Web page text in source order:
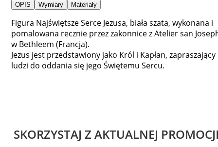
OPIS Wymiary Materiały
Figura Najświętsze Serce Jezusa, biała szata, wykonana i
pomalowana recznie przez zakonnice z Atelier san
w Bethleem (Francja).
Jezus jest przedstawiony jako Król i Kapłan, zapraszający
ludzi do oddania się jego Świętemu Sercu.
SKORZYSTAJ Z AKTUALNEJ